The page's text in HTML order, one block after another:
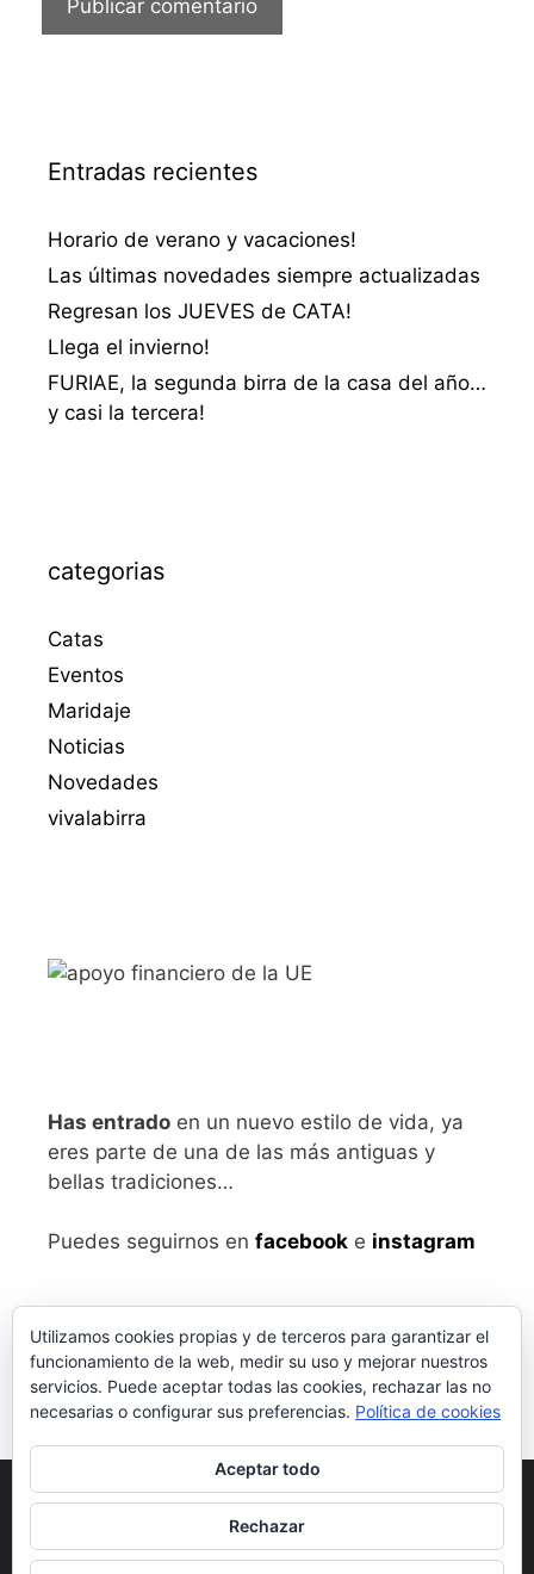
Entradas recientes
Horario de verano y vacaciones!
Las últimas novedades siempre actualizadas
Regresan los JUEVES de CATA!
Llega el invierno!
FURIAE, la segunda birra de la casa del año…
y casi la tercera!
categorias
Catas
Eventos
Maridaje
Noticias
Novedades
vivalabirra
Has entrado en un nuevo estilo de vida, ya
eres parte de una de las más antiguas y
bellas tradiciones…
Puedes seguirnos en facebook e instagram
Aviso legaly Política de Privacidad
Condiciones generales de compra
Utilizamos cookies propias y de terceros para garantizar el
funcionamiento de la web, medir su uso y mejorar nuestros
servicios. Puede aceptar todas las cookies, rechazar las no
necesarias o configurar sus preferencias. Política de cookies
Aceptar todo
Rechazar